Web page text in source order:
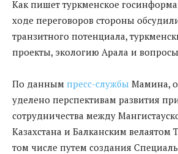
Как пишет туркменское
ходе переговоров стороны
транзитного потенциала,
проекты, экологию Арала и
По данным пресс-службы Мамина,
уделено перспективам развития
сотрудничества между
Казахстана и Балканским велаятом
том числе путем создания